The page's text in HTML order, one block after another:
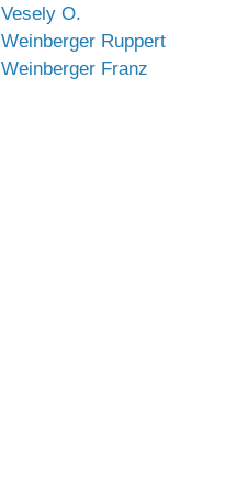
Vesely O.
Weinberger Ruppert
Weinberger Franz